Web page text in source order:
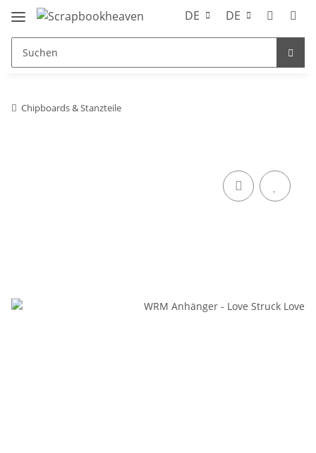
DE DE
Chipboards & Stanzteile